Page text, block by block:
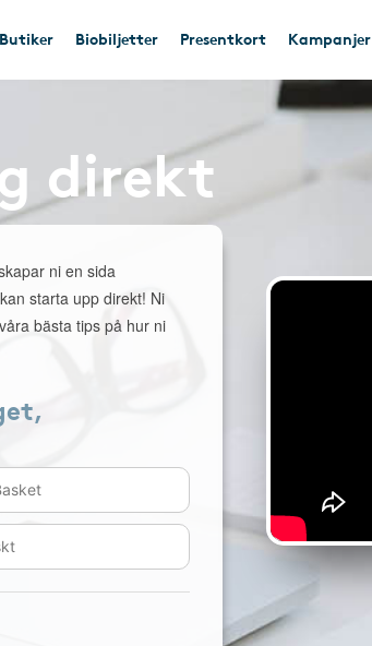
Butiker Biobiljetter Presentkort Kampanjer
direkt
ni en sida
starta upp direkt! Ni
bästa tips på hur ni